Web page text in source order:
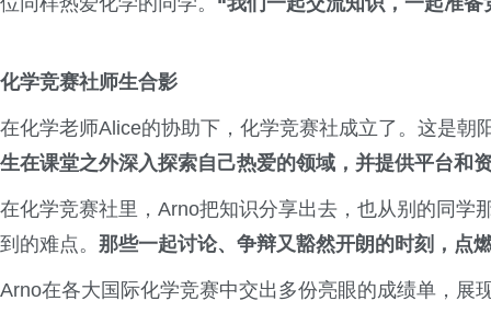
化学竞赛社师生合影
在化学老师Alice的协助下，化学竞赛社成立了。这是
生在课堂之外深入探索自己热爱的领域，并提供平台和
在化学竞赛社里，Arno把知识分享出去，也从别的同学
到的难点。 那些一起讨论、争辩又豁然开朗的时刻，点
Arno在各大国际化学竞赛中交出多份亮眼的成绩单，展